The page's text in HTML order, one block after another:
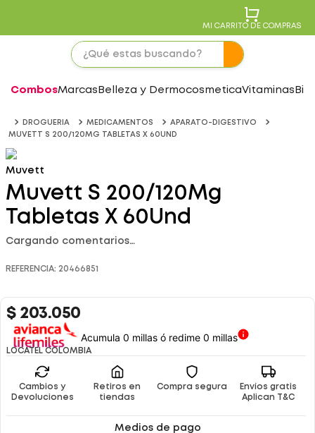
MI CARRITO DE COMPRAS
CombosMarcas Belleza y DermocosmeticaVitaminas
DROGUERIA MEDICAMENTOS
APARATO-DIGESTIVO
MUVETT S 200/120MG TABLETAS X 60UND
Muvett
Muvett S 200/120Mg
Tabletas X 60Und
Cargando comentarios…
REFERENCIA: 20466851
$ 203.050
Acumula 0 millas ó redime 0 millas
LOCATEL COLOMBIA
Cambios y
Devoluciones
Retiros en
tiendas
Compra segura
Envíos gratis
Aplican T&C
Medios de pago